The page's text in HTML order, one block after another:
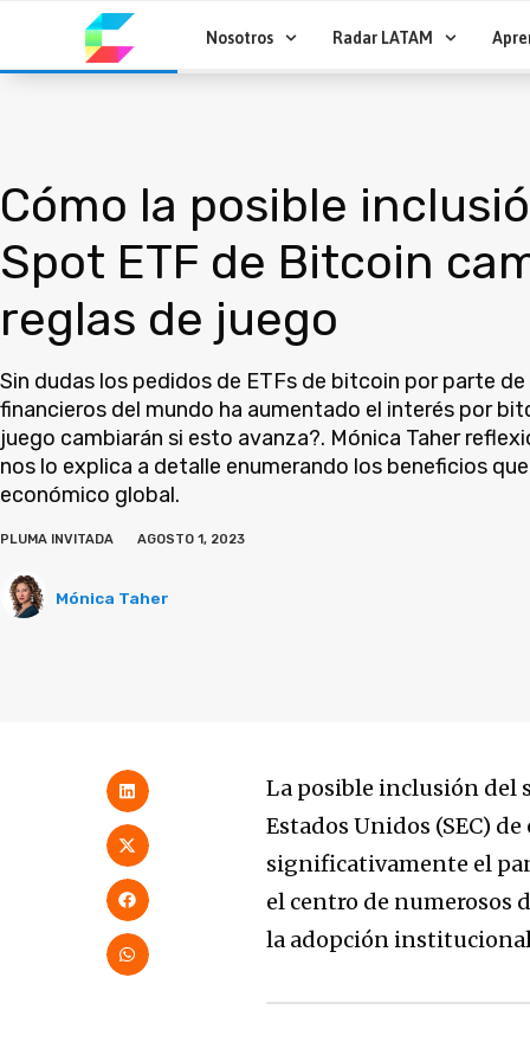
contenido
Nosotros Radar LATAM
Cómo la posible
Spot ETF de Bitcoin
reglas de juego
Sin dudas los pedidos de ETFs de bitcoin por parte
financieros del mundo ha aumentado el interés por
juego cambiarán si esto avanza?. Mónica Taher
nos lo explica a detalle enumerando los beneficios
económico global.
PLUMA INVITADA AGOSTO 1, 2023
Mónica Taher
La posible inclusión del
Estados Unidos (SEC)
significativamente el
el centro de numerosos
la adopción